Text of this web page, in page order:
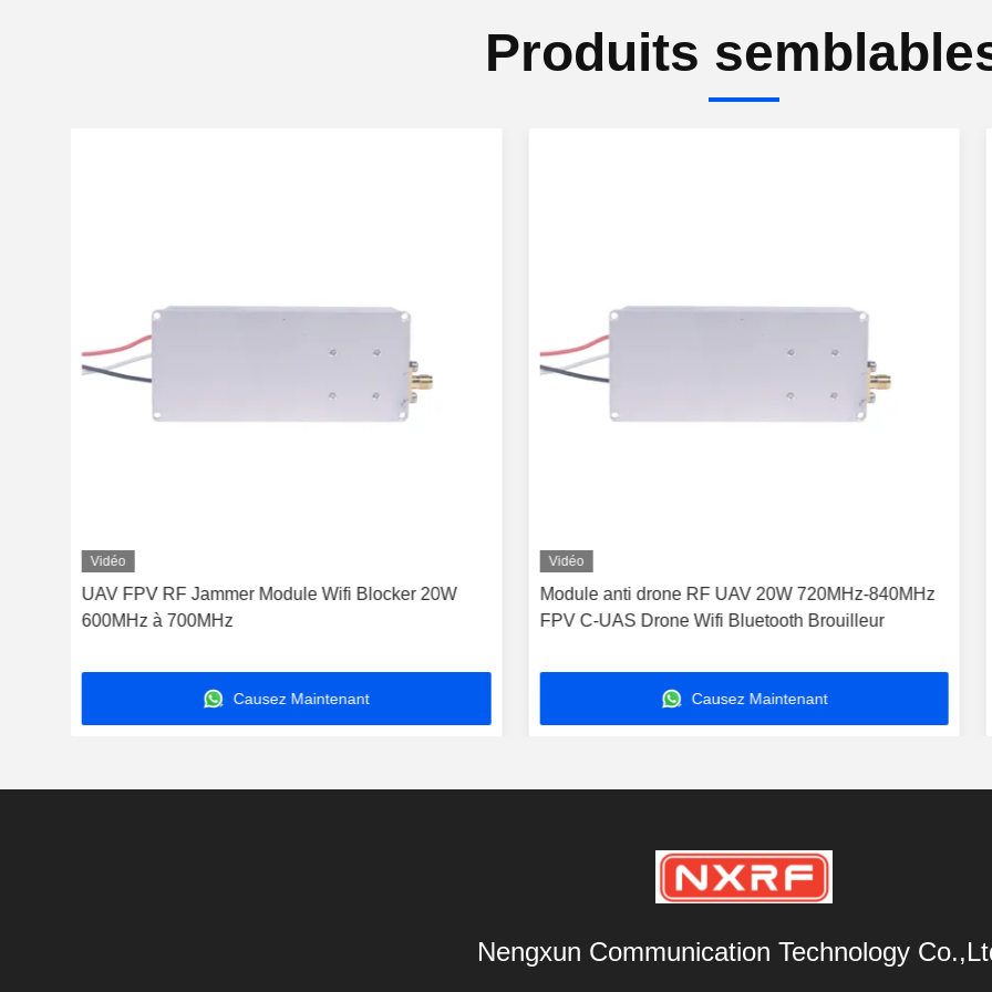
Produits
Vidéo
UAV FPV RF Jammer Module Wifi Blocker 20W
600MHz à 700MHz
Causez Maintenant
Vidéo
Module anti drone RF UAV 20W 720MHz-840MHz
FPV C-UAS Drone Wifi Bluetooth Brouilleur
Causez Maintenant
Nengxun Communication Technology